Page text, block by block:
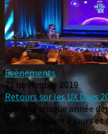
Evènements
21 novembre 2019
Retours sur les UX Days
Comme chaque année
2019. Cela dure 2 jours